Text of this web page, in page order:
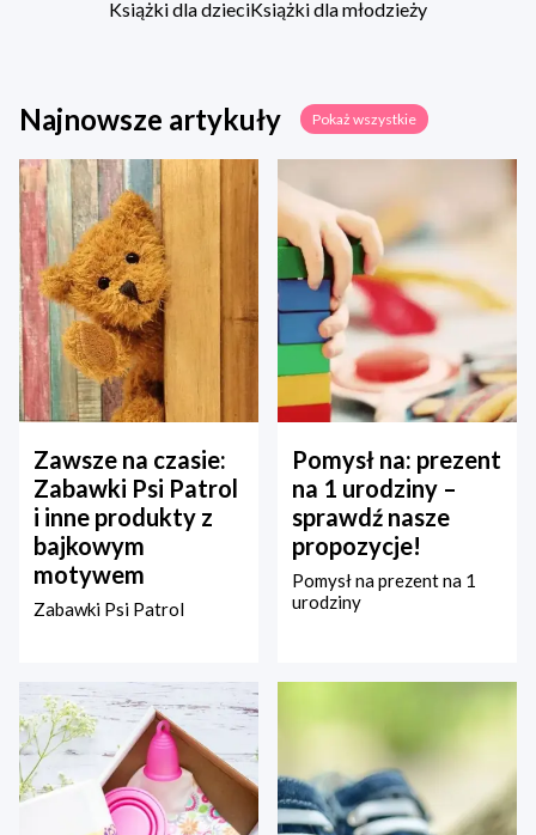
Książki dla dzieciKsiążki dla młodzieży
Najnowsze artykuły Pokaż wszystkie
Zawsze na czasie:
Zabawki Psi Patrol
i inne produkty z
bajkowym
motywem
Zabawki Psi Patrol
Pomysł na: prezent
na 1 urodziny –
sprawdź nasze
propozycje!
Pomysł na prezent na 1
urodziny